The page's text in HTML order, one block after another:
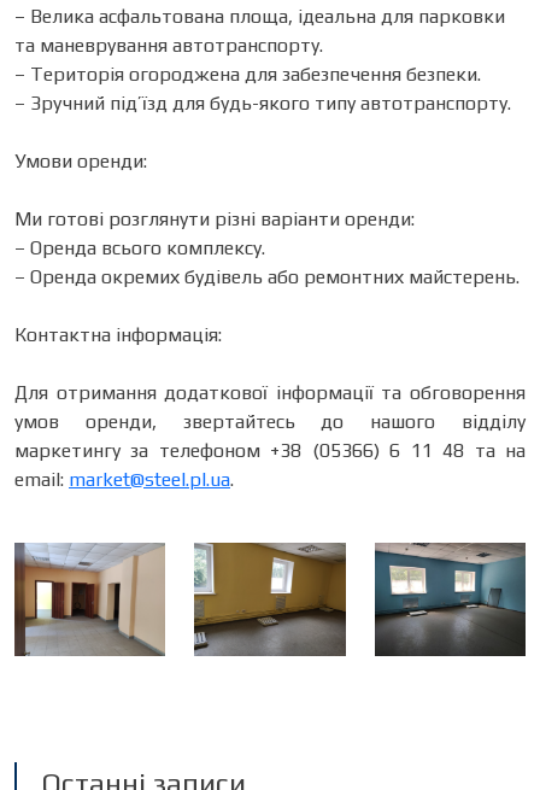
– Велика асфальтована площа, ідеальна для парковки
та маневрування автотранспорту.
– Територія огороджена для забезпечення безпеки.
– Зручний під’їзд для будь-якого типу автотранспорту.
Умови оренди:
Ми готові розглянути різні варіанти оренди:
– Оренда всього комплексу.
– Оренда окремих будівель або ремонтних майстерень.
Контактна інформація:
Для отримання додаткової інформації та обговорення
умов оренди, звертайтесь до нашого відділу
маркетингу за телефоном +38 (05366) 6 11 48 та на
email: market@steel.pl.ua.
Останні записи